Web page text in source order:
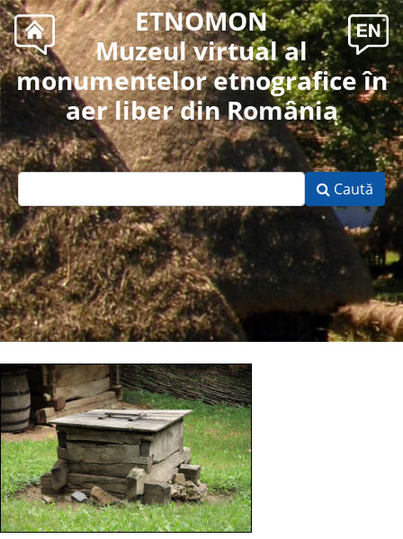
ETNOMON
Muzeul virtual al
monumentelor etnografice în
aer liber din România
Caută